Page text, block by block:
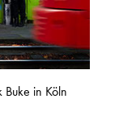
in Köln